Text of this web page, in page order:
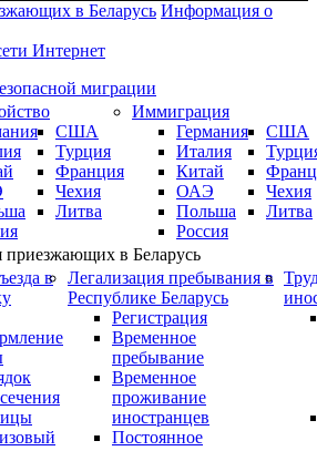
в Беларусь Информация о
Интернет
миграции
США
Турция
Франция
Чехия
Литва
Иммиграция
Германия
Италия
Китай
ОАЭ
Польша
Россия
США
Чехия
Литва
в Беларусь
в
Легализация пребывания в
Республике Беларусь
Регистрация
Временное
пребывание
Временное
проживание
иностранцев
Постоянное